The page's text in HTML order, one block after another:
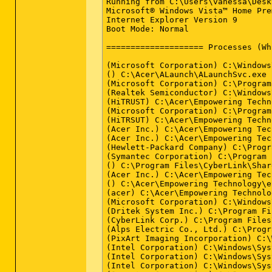
.
"RtHDVCpl"="RtHDVCpl.exe" [2007-
"eDataSecurity
"Adobe Reader Speed
"PlayMovie"="c:\program files\Acer
"Apoint"="c:\program
"Acer Tour
"Symantec PIF
"Skytel"="Skytel.exe" [2007-06-15
"DivXUpdate"="c:\program
"DivX Download
.
"InfoCockpit"="c:\program files\T-
"T-Online_Software_6\WLAN-
.
Empowering Technology
McAfee Security Scan Plus.lnk -
.
"EnableUIADesktopToggle"= 0 (0x0)